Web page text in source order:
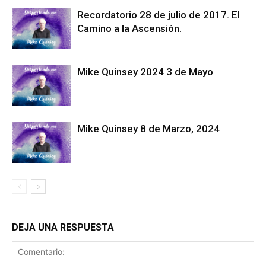
Recordatorio 28 de julio de 2017. El
Camino a la Ascensión.
Mike Quinsey 2024 3 de Mayo
Mike Quinsey 8 de Marzo, 2024
DEJA UNA RESPUESTA